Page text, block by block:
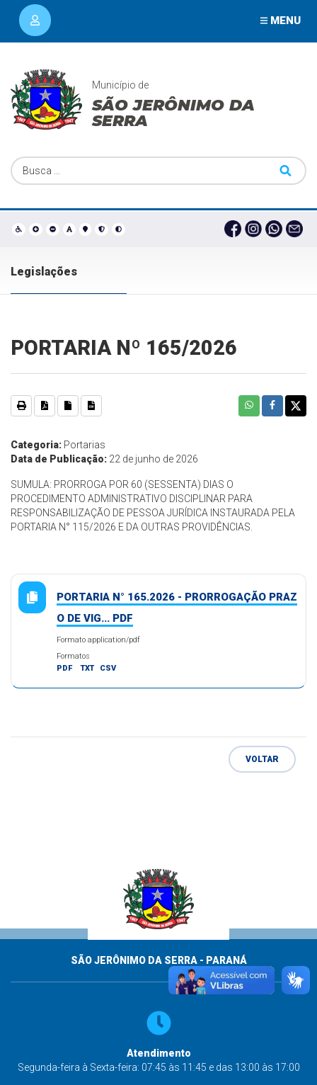
MENU
Município de
SÃO JERÔNIMO DA
SERRA
Legislações
PORTARIA Nº 165/2026
Categoria: Portarias
Data de Publicação: 22 de junho de 2026
SUMULA: PRORROGA POR 60 (SESSENTA) DIAS O
PROCEDIMENTO ADMINISTRATIVO DISCIPLINAR PARA
RESPONSABILIZAÇÃO DE PESSOA JURÍDICA INSTAURADA PELA
PORTARIA N° 115/2026 E DA OUTRAS PROVIDÊNCIAS.
PORTARIA N° 165.2026 - PRORROGAÇÃO PRAZ
O DE VIG... PDF
Formato application/pdf
Formatos
PDF
TXT CSV
VOLTAR
SÃO JERÔNIMO DA SERRA - PARANÁ
Atendimento
Segunda-feira à Sexta-feira: 07:45 às 11:45 e das 13:00 às 17:00